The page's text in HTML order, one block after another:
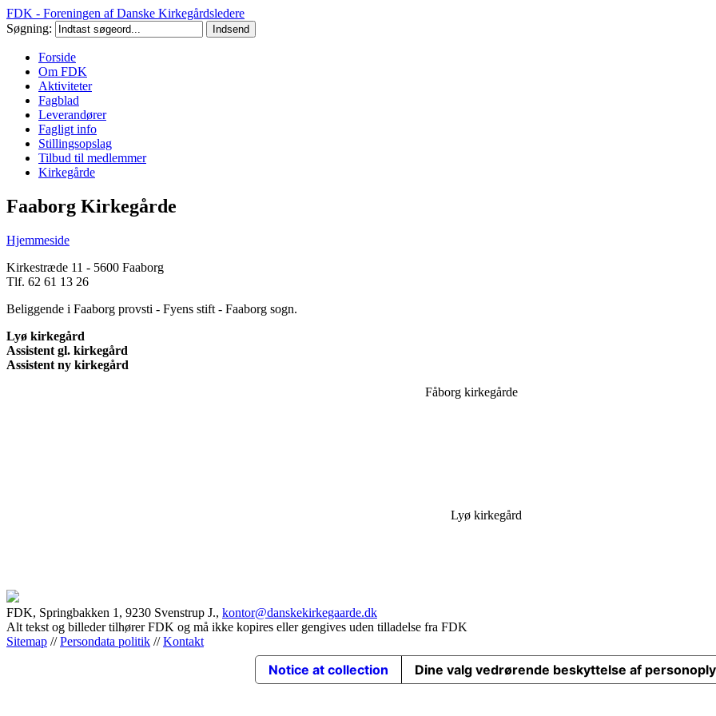
FDK - Foreningen af Danske Kirkegårdsledere
Søgning:
Forside
Om FDK
Aktiviteter
Fagblad
Leverandører
Fagligt info
Stillingsopslag
Tilbud til medlemmer
Kirkegårde
Faaborg Kirkegårde
Hjemmeside
Kirkestræde 11 - 5600 Faaborg
Tlf. 62 61 13 26
Beliggende i Faaborg provsti - Fyens stift - Faaborg sogn.
Lyø kirkegård
Assistent gl. kirkegård
Assistent ny kirkegård
Fåborg kirkegårde
Lyø kirkegård
FDK, Springbakken 1, 9230 Svenstrup J., kontor@danskekirkegaarde.dk
Alt tekst og billeder tilhører FDK og må ikke kopires eller gengives uden tilladelse fra FDK
Sitemap //Persondata politik //Kontakt
Notice at collection Dine valg vedrørende beskyttelse af